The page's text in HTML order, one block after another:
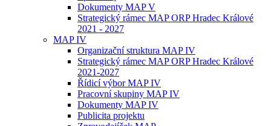
Dokumenty MAP V
Strategický rámec MAP ORP Hradec Králové
2021 - 2027
MAP IV
Organizační struktura MAP IV
Strategický rámec MAP ORP Hradec Králové
2021-2027
Řídicí výbor MAP IV
Pracovní skupiny MAP IV
Dokumenty MAP IV
Publicita projektu